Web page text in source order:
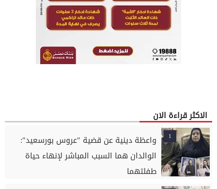
الاكثر قراءة الان
1
واعظة دينية عن قضية "عروس بورسعيد":
الوالدان هما السبب المباشر لإنهاء حياة
طفلتهما